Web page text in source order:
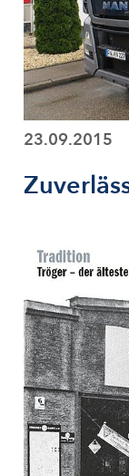
23.09.2015